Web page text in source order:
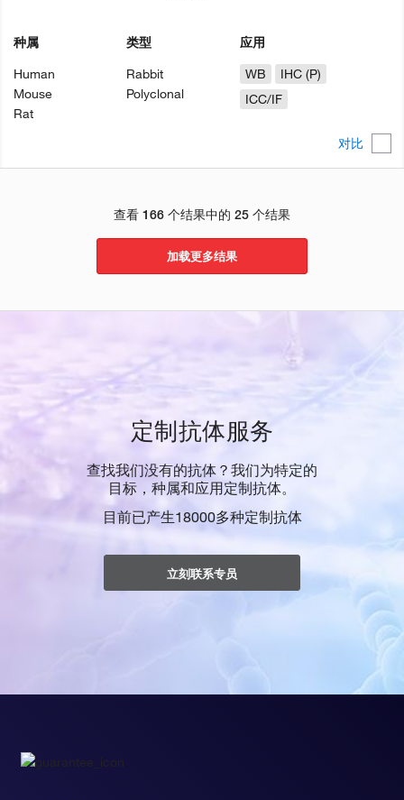
对比
种属
Human
Mouse
Rat
类型
Rabbit
Polyclonal
应用
WB
IHC (P)
ICC/IF
查看 166 个结果中的 25 个结果
加载更多结果
定制抗体服务
查找我们没有的抗体？我们为特定的
目标，种属和应用定制抗体。
目前已产生18000多种定制抗体
立刻联系专员